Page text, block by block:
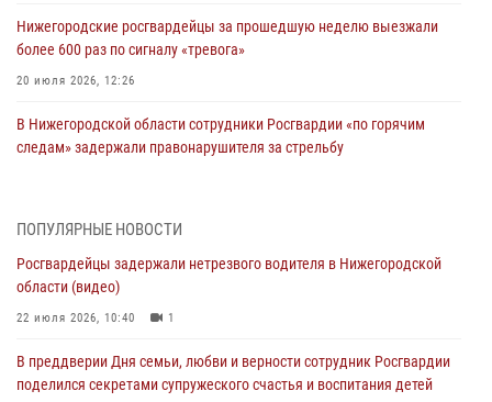
Нижегородские росгвардейцы за прошедшую неделю выезжали
более 600 раз по сигналу «тревога»
20 июля 2026, 12:26
В Нижегородской области сотрудники Росгвардии «по горячим
следам» задержали правонарушителя за стрельбу
В Нижегородской области продолжаются мероприятия в рамках
16 июля 2026, 05:00
Росгвардейцы обеспечили безопасность на VK Fest в Нижнем
13 июля 2026, 17:13
ПОПУЛЯРНЫЕ НОВОСТИ
Росгвардейцы задержали нетрезвого водителя в Нижегородской
области (видео)
22 июля 2026, 10:40 1
В преддверии Дня семьи, любви и верности сотрудник Росгвардии
поделился секретами супружеского счастья и воспитания детей